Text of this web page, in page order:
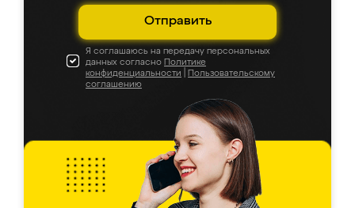
Отправить
Я соглашаюсь на передачу персональных
данных согласно Политике
конфиденциальности
Пользовательскому
соглашению